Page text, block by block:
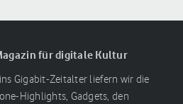
für digitale Kultur
Gigabit-Zeitalter liefern wir die
Highlights, Gadgets, den